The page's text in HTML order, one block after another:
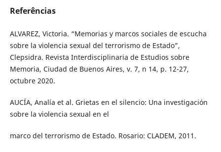
Referências
ALVAREZ, Victoria. “Memorias y marcos sociales de escucha
sobre la violencia sexual del terrorismo de Estado”,
Clepsidra. Revista Interdisciplinaria de Estudios sobre
Memoria, Ciudad de Buenos Aires, v. 7, n 14, p. 12-27,
octubre 2020.
AUCÍA, Analía et al. Grietas en el silencio: Una investigación
sobre la violencia sexual en el
marco del terrorismo de Estado. Rosario: CLADEM, 2011.